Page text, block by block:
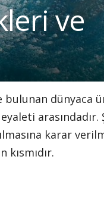
ve
bulunan dünyaca
arasındadır.
karar